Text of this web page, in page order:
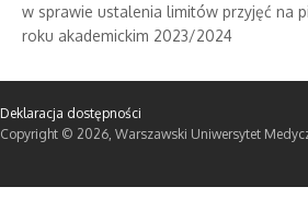
w sprawie ustalenia limitów przyjęć na
roku akademickim 2023/2024
Deklaracja dostępności
Copyright © 2026, Warszawski Uniwersytet